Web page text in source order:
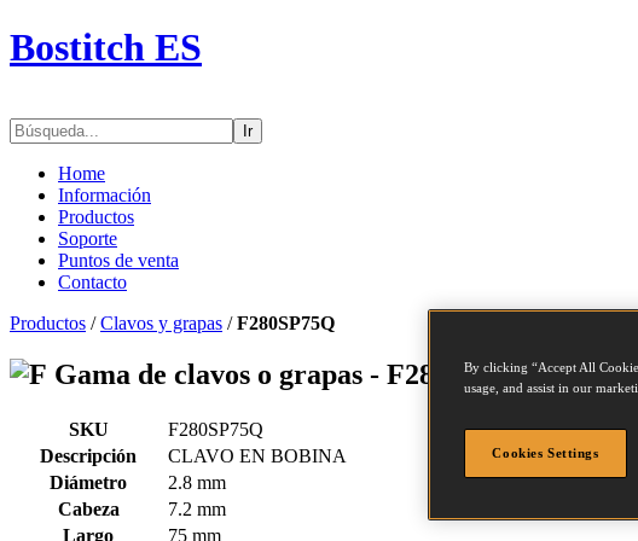
Bostitch ES
Ir
Home
Información
Productos
Soporte
Puntos de venta
Contacto
Productos /Clavos y grapas /F280SP75Q
Gama de clavos o grapas - F280SP75Q
SKU
F280SP75Q
Descripción
CLAVO EN BOBINA
Diámetro
2.8 mm
Cabeza
7.2 mm
Largo
75 mm
By clicking “Accept All
usage, and assist in our
Cookies Settings